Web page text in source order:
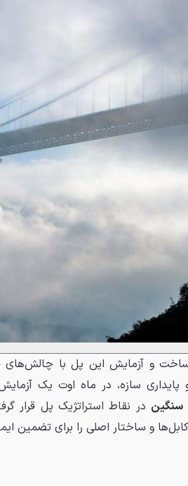
ساخت و آزمایش این پل با چالش‌های
پایداری سازه، در ماه اوت یک
سنگین
و ساختار اصلی را برای تضمین